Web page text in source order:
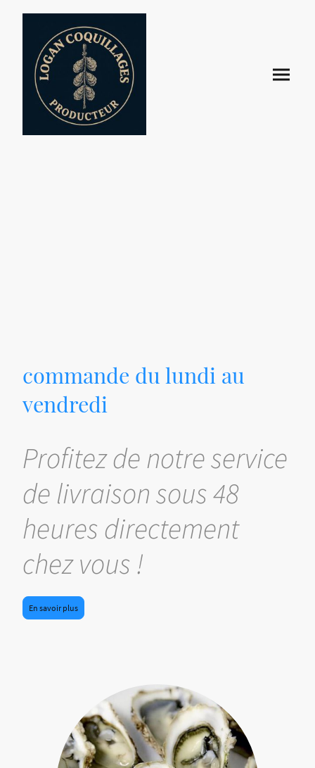
commande du lundi au
vendredi
Profitez de notre service
de livraison sous 48
heures directement
chez vous !
En savoir plus